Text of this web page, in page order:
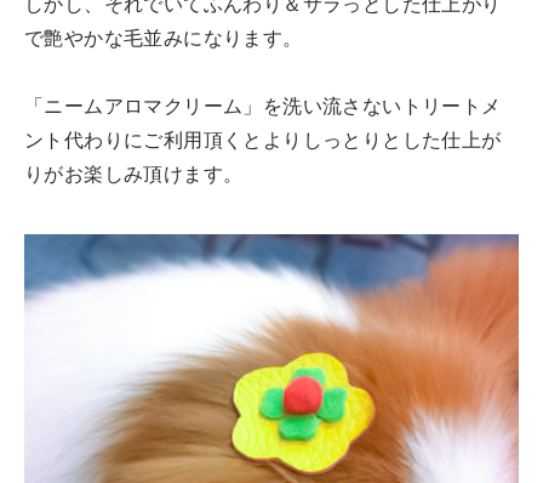
しかし、それでいてふんわり＆サラっとした仕上がり
で艶やかな毛並みになります。
「ニームアロマクリーム」を洗い流さないトリートメ
ント代わりにご利用頂くとよりしっとりとした仕上が
りがお楽しみ頂けます。